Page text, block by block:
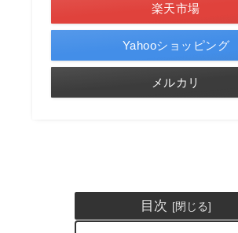
楽天市場
Yahooショッピング
メルカリ
目次